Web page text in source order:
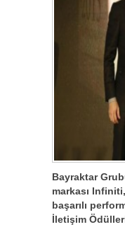
Bayraktar
markası
başarılı
İletişim